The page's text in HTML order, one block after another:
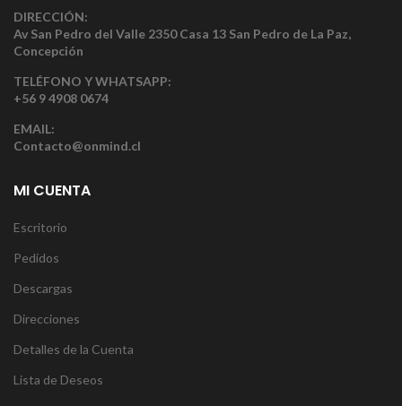
DIRECCIÓN:
Av San Pedro del Valle 2350 Casa 13 San Pedro de La Paz,
Concepción
TELÉFONO Y WHATSAPP:
+56 9 4908 0674
EMAIL:
Contacto@onmind.cl
MI CUENTA
Escritorio
Pedidos
Descargas
Direcciones
Detalles de la Cuenta
Lista de Deseos